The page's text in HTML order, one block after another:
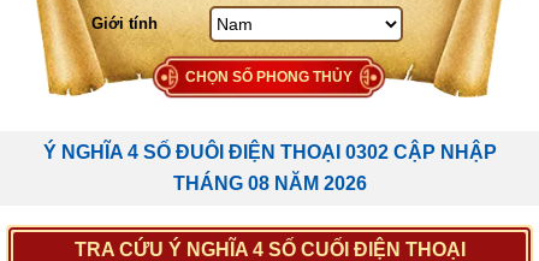
Giới tính
CHỌN SỐ PHONG THỦY
Ý NGHĨA 4 SỐ ĐUÔI ĐIỆN THOẠI 0302 CẬP NHẬP
THÁNG 08 NĂM 2026
TRA CỨU Ý NGHĨA 4 SỐ CUỐI ĐIỆN THOẠI